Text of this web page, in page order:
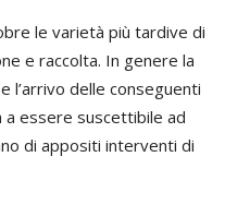
le varietà più tardive di
e raccolta. In genere la
l’arrivo delle conseguenti
essere suscettibile ad
di appositi interventi di